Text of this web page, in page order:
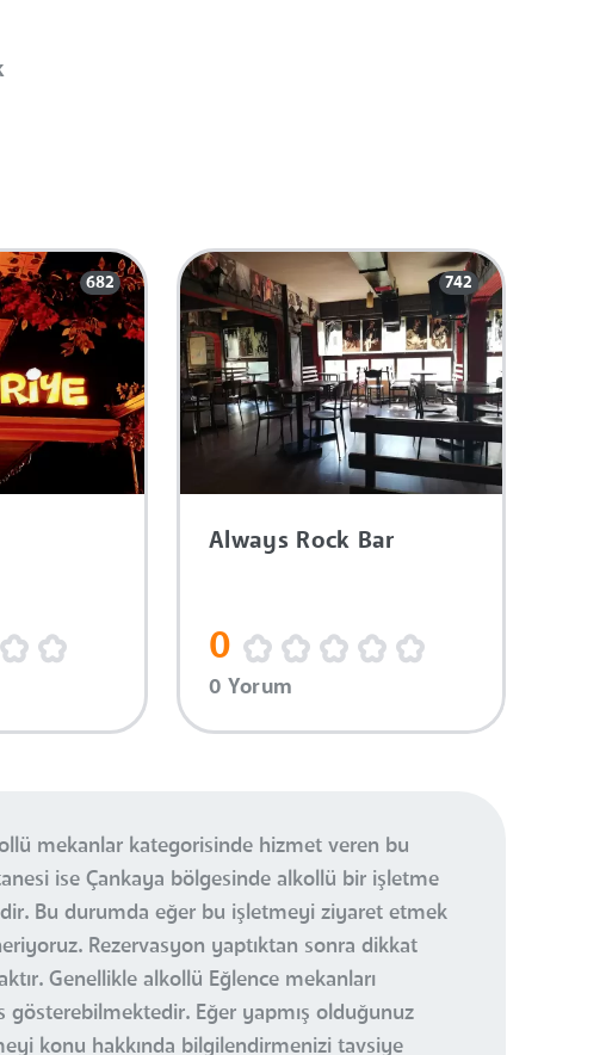
682 742
Always Rock Bar
0
0 Yorum
mekanlar kategorisinde hizmet veren bu
ise Çankaya bölgesinde alkollü bir işletme
Bu durumda eğer bu işletmeyi ziyaret etmek
Rezervasyon yaptıktan sonra dikkat
Genellikle alkollü Eğlence mekanları
Eğer yapmış olduğunuz
konu hakkında bilgilendirmenizi tavsiye